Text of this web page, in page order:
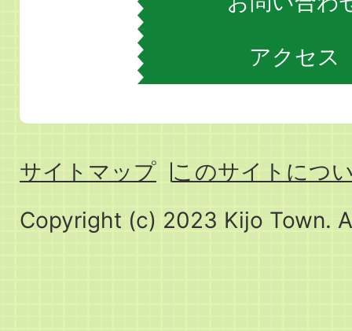
アクセス
サイトマップ
このサイトにつ
Copyright (c) 2023 Kijo Town.